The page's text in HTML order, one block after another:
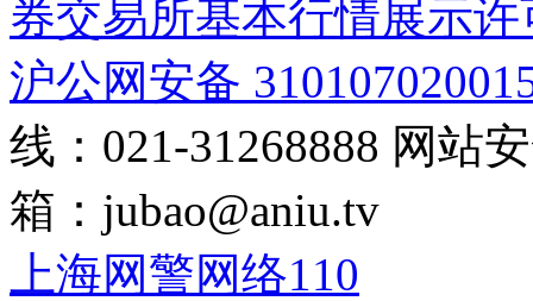
券交易所基本行情展示许
沪公网安备
线：021-31268888 网站
箱： jubao@aniu.tv
上海网警网络110